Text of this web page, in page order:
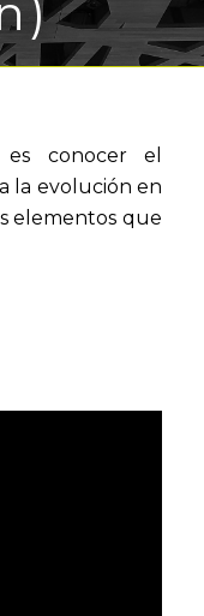
conocer el
la evolución en
elementos que